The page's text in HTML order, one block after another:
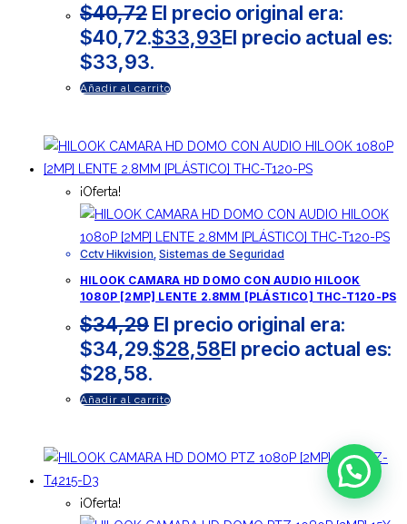
$40,72 El precio original era:
$40,72.$33,93El precio actual es:
$33,93.
Añadir al carrito
¡Oferta!
Cctv Hikvision, Sistemas de Seguridad
HILOOK CAMARA HD DOMO CON AUDIO HILOOK
1080P [2MP] LENTE 2.8MM [PLÁSTICO] THC-T120-PS
$34,29 El precio original era:
$34,29.$28,58El precio actual es:
$28,58.
Añadir al carrito
¡Oferta!